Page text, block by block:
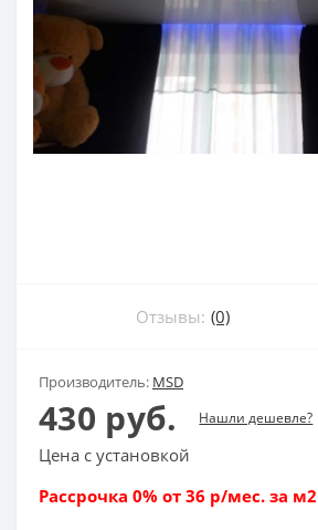
Отзывы: (0)
Производитель: MSD
430 руб. Нашли дешевле?
Цена с установкой
Рассрочка 0% от 36 р/мес. за м2